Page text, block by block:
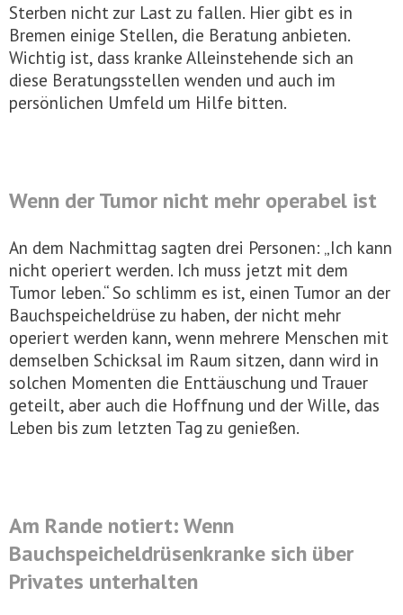
Sterben nicht zur Last zu fallen. Hier gibt es in
Bremen einige Stellen, die Beratung anbieten.
Wichtig ist, dass kranke Alleinstehende sich an
diese Beratungsstellen wenden und auch im
persönlichen Umfeld um Hilfe bitten.
Wenn der Tumor nicht mehr operabel ist
An dem Nachmittag sagten drei Personen: „Ich kann
nicht operiert werden. Ich muss jetzt mit dem
Tumor leben.“ So schlimm es ist, einen Tumor an der
Bauchspeicheldrüse zu haben, der nicht mehr
operiert werden kann, wenn mehrere Menschen mit
demselben Schicksal im Raum sitzen, dann wird in
solchen Momenten die Enttäuschung und Trauer
geteilt, aber auch die Hoffnung und der Wille, das
Leben bis zum letzten Tag zu genießen.
Am Rande notiert: Wenn
Bauchspeicheldrüsenkranke sich über
Privates unterhalten